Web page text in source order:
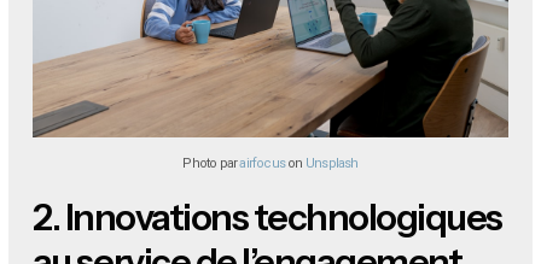
Photo parairfocuson Unsplash
2.Innovations technologiques